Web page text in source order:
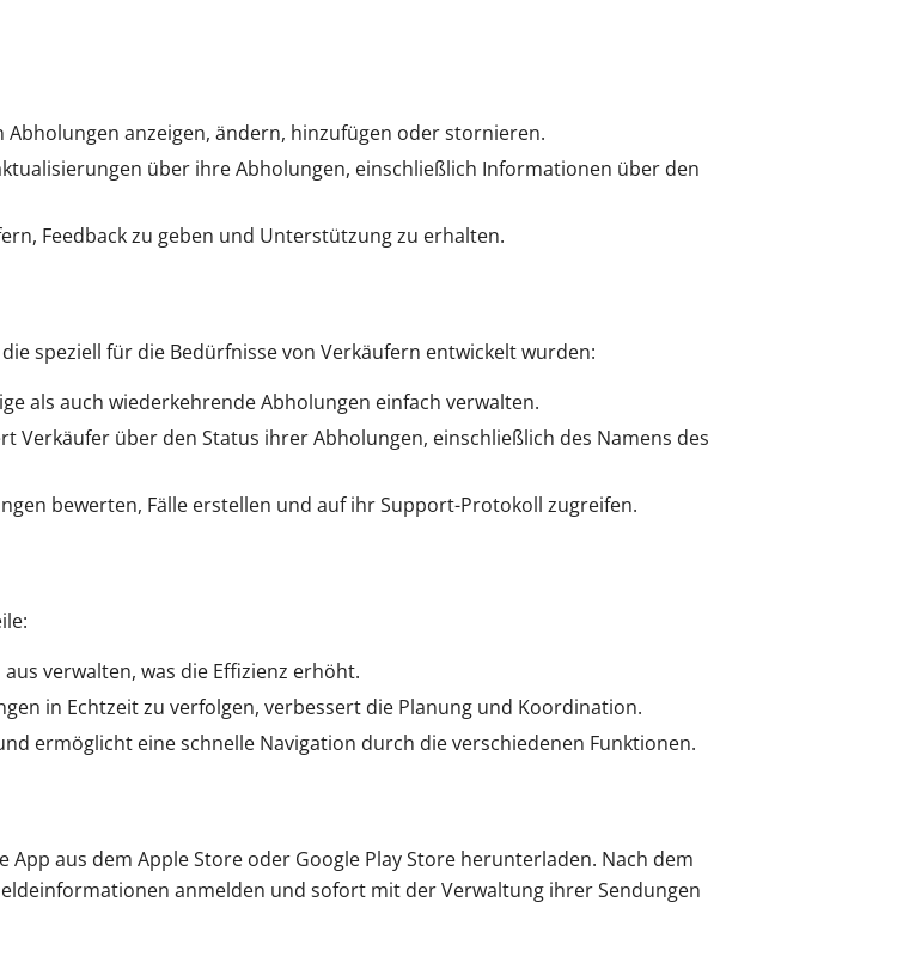
Abholungen anzeigen, ändern, hinzufügen oder stornieren.
über ihre Abholungen, einschließlich Informationen über den
Feedback zu geben und Unterstützung zu erhalten.
speziell für die Bedürfnisse von Verkäufern entwickelt wurden:
als auch wiederkehrende Abholungen einfach verwalten.
Verkäufer über den Status ihrer Abholungen, einschließlich des Namens des
bewerten, Fälle erstellen und auf ihr Support-Protokoll zugreifen.
verwalten, was die Effizienz erhöht.
in Echtzeit zu verfolgen, verbessert die Planung und Koordination.
ermöglicht eine schnelle Navigation durch die verschiedenen Funktionen.
aus dem Apple Store oder Google Play Store herunterladen. Nach dem
anmelden und sofort mit der Verwaltung ihrer Sendungen